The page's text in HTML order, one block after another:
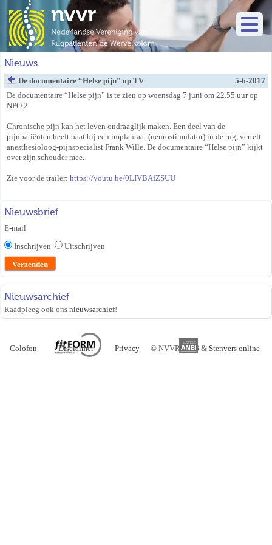
Nieuws
De documentaire “Helse pijn” op TV
5-6-2017
De documentaire “Helse pijn” is te zien op woensdag 7 juni om 22.55 uur op
NPO 2
Chronische pijn kan het leven ondraaglijk maken. Een deel van de
pijnpatiënten heeft baat bij een implantaat (neurostimulator) in de rug, vertelt
anesthesioloog-pijnspecialist Frank Wille. De documentaire “Helse pijn” kijkt
over zijn schouder mee.
Zie voor de trailer: https://youtu.be/0LIVBAfZSUU
Nieuwsbrief
E-mail
Inschrijven
Uitschrijven
Nieuwsarchief
Raadpleeg ook ons nieuwsarchief!
© NVVR 2026 & Stenvers online
Colofon Disclaimer Privacy